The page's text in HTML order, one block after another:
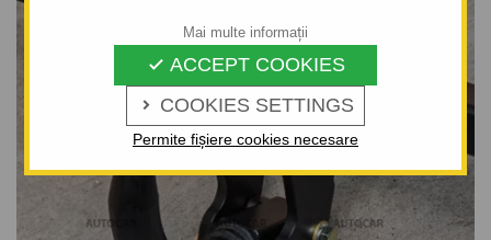
 COOKIES SETTINGS
 ACCEPT COOKIES
Permite fișiere cookies necesare
Mai multe informații